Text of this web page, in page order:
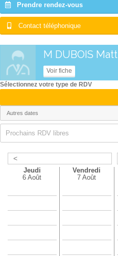
Prendre rendez-vous
Contact téléphonique
M DUBOIS
Voir fiche
<
Jeudi
6 Août
Vendredi
7 Août
Sélectionnez votre type de RDV
Prochains RDV libres